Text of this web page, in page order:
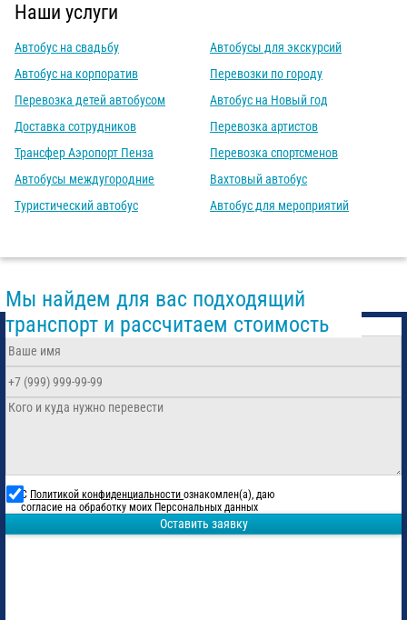
Наши услуги
Автобус на свадьбу
Автобус на корпоратив
Перевозка детей автобусом
Доставка сотрудников
Трансфер Аэропорт Пенза
Автобусы междугородние
Туристический автобус
Автобусы для экскурсий
Перевозки по городу
Автобус на Новый год
Перевозка артистов
Перевозка спортсменов
Вахтовый автобус
Автобус для мероприятий
Мы найдем для вас подходящий
транспорт и рассчитаем стоимость
С Политикой конфиденциальности ознакомлен(а), даю
согласие на обработку моих Персональных данных
Оставить заявку